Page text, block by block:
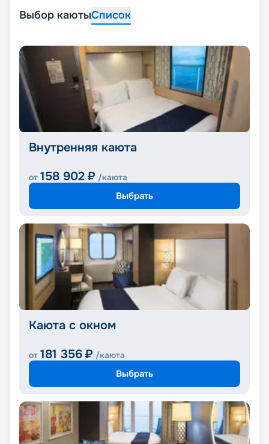
Выбор каютыСписок
Внутренняя каюта
от 158 902 ₽ /каюта
Выбрать
Каюта с окном
от 181 356 ₽ /каюта
Выбрать